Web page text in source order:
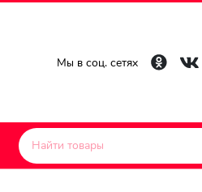
Мы в соц. сетях